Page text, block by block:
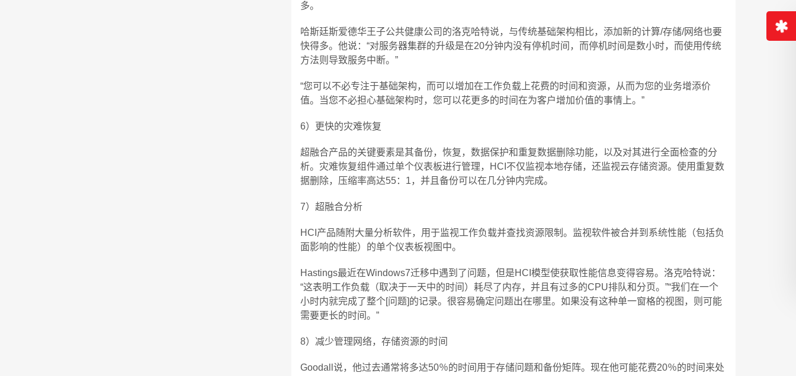
多。
哈斯廷斯爱德华王子公共健康公司的洛克哈特说，与传统基础架构相比，添加新的计算/存储/网络也要
快得多。他说：“对服务器集群的升级是在20分钟内没有停机时间，而停机时间是数小时，而使用传统
方法则导致服务中断。”
“您可以不必专注于基础架构，而可以增加在工作负载上花费的时间和资源，从而为您的业务增添价
值。当您不必担心基础架构时，您可以花更多的时间在为客户增加价值的事情上。”
6）更快的灾难恢复
超融合产品的关键要素是其备份，恢复，数据保护和重复数据删除功能，以及对其进行全面检查的分
析。灾难恢复组件通过单个仪表板进行管理，HCI不仅监视本地存储，还监视云存储资源。使用重复数
据删除，压缩率高达55：1，并且备份可以在几分钟内完成。
7）超融合分析
HCI产品随附大量分析软件，用于监视工作负载并查找资源限制。监视软件被合并到系统性能（包括负
面影响的性能）的单个仪表板视图中。
Hastings最近在Windows7迁移中遇到了问题，但是HCI模型使获取性能信息变得容易。洛克哈特说：
“这表明工作负载（取决于一天中的时间）耗尽了内存，并且有过多的CPU排队和分页。”“我们在一个
小时内就完成了整个[问题]的记录。很容易确定问题出在哪里。如果没有这种单一窗格的视图，则可能
需要更长的时间。”
8）减少管理网络，存储资源的时间
Goodall说，他过去通常将多达50％的时间用于存储问题和备份矩阵。现在他可能花费20％的时间来处